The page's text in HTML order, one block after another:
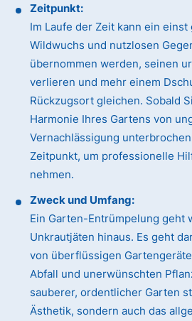
Zeitpunkt:
Im Laufe der Zeit kann ein
Wildwuchs und nutzlosen
übernommen werden, seinen
verlieren und mehr einem
Rückzugsort gleichen. Sobald
Harmonie Ihres Gartens von
Vernachlässigung
Zeitpunkt, um professionelle
nehmen.
Zweck und Umfang:
Ein Garten-Entrümpelung geht
Unkrautjäten hinaus. Es geht
von überflüssigen
Abfall und unerwünschten
sauberer, ordentlicher Garten
Ästhetik, sondern auch das